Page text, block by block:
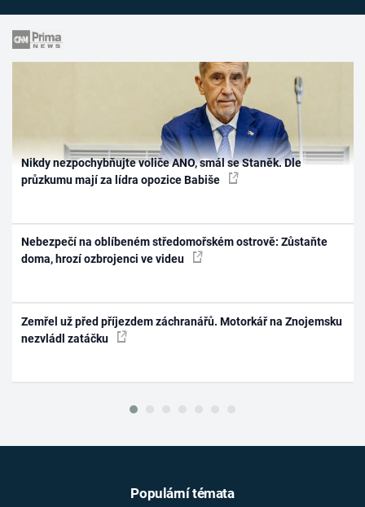
Nikdy nezpochybňujte voliče ANO, smál se Staněk. Dle
průzkumu mají za lídra opozice Babiše
Nebezpečí na oblíbeném středomořském ostrově: Zůstaňte
doma, hrozí ozbrojenci ve videu
Zemřel už před příjezdem záchranářů. Motorkář na Znojemsku
nezvládl zatáčku
Populární témata